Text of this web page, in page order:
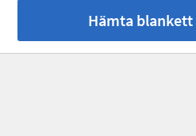
Hämta blankett